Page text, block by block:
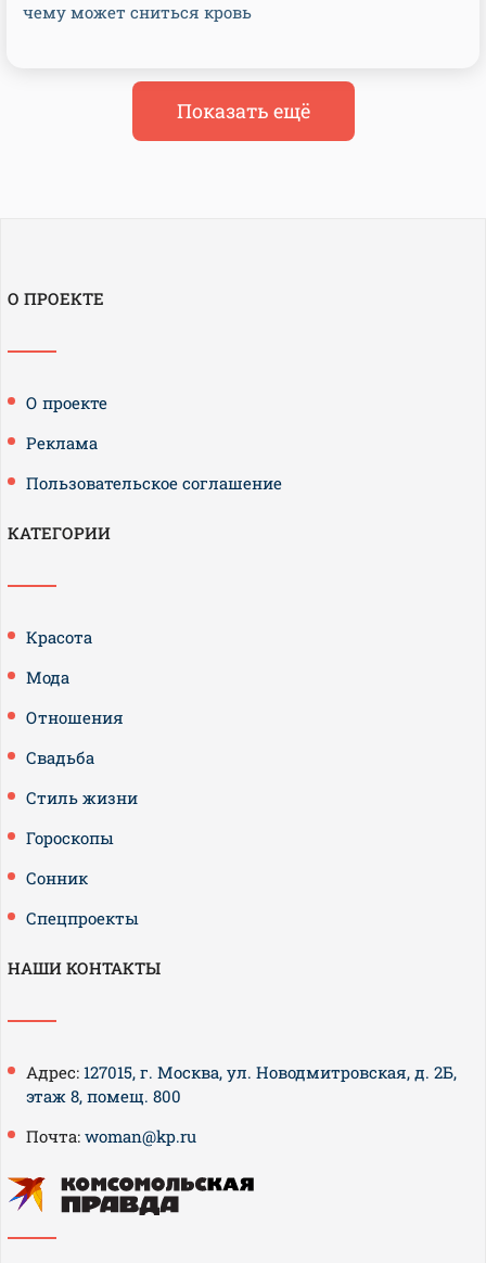
чему может сниться кровь
Показать ещё
О ПРОЕКТЕ
О проекте
Реклама
Пользовательское соглашение
КАТЕГОРИИ
Красота
Мода
Отношения
Свадьба
Стиль жизни
Гороскопы
Сонник
Спецпроекты
НАШИ КОНТАКТЫ
Адрес: 127015, г. Москва, ул. Новодмитровская, д. 2Б,
этаж 8, помещ. 800
Почта: woman@kp.ru